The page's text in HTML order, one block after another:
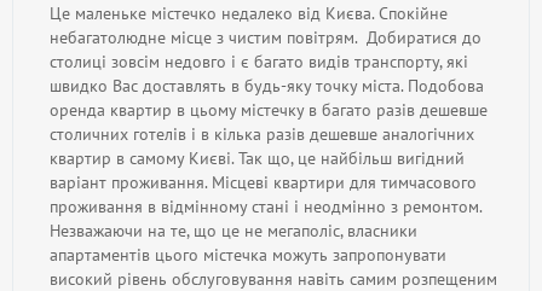
Це маленьке містечко недалеко від Києва. Спокійне
небагатолюдне місце з чистим повітрям. Добиратися до
столиці зовсім недовго і є багато видів транспорту, які
швидко Вас доставлять в будь-яку точку міста. Подобова
оренда квартир в цьому містечку в багато разів дешевше
столичних готелів і в кілька разів дешевше аналогічних
квартир в самому Києві. Так що, це найбільш вигідний
варіант проживання. Місцеві квартири для тимчасового
проживання в відмінному стані і неодмінно з ремонтом.
Незважаючи на те, що це не мегаполіс, власники
апартаментів цього містечка можуть запропонувати
високий рівень обслуговування навіть самим розпещеним